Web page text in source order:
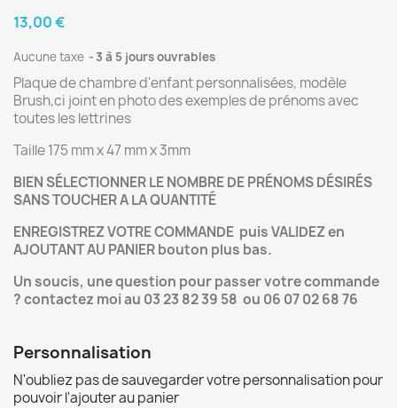
13,00 €
Aucune taxe 3 à 5 jours ouvrables
Plaque de chambre d'enfant personnalisées, modèle
Brush,ci joint en photo des exemples de prénoms avec
toutes les lettrines
Taille 175 mm x 47 mm x 3mm
BIEN SÉLECTIONNER LE NOMBRE DE PRÉNOMS DÉSIRÉS
SANS TOUCHER A LA QUANTITÉ
ENREGISTREZ VOTRE COMMANDE puis VALIDEZ en
AJOUTANT AU PANIER bouton plus bas.
Un soucis, une question pour passer votre commande
? contactez moi au 03 23 82 39 58 ou 06 07 02 68 76
Personnalisation
N'oubliez pas de sauvegarder votre personnalisation pour
pouvoir l'ajouter au panier